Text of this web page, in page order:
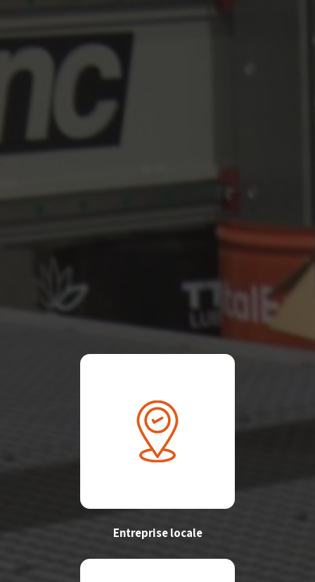
Entreprise locale